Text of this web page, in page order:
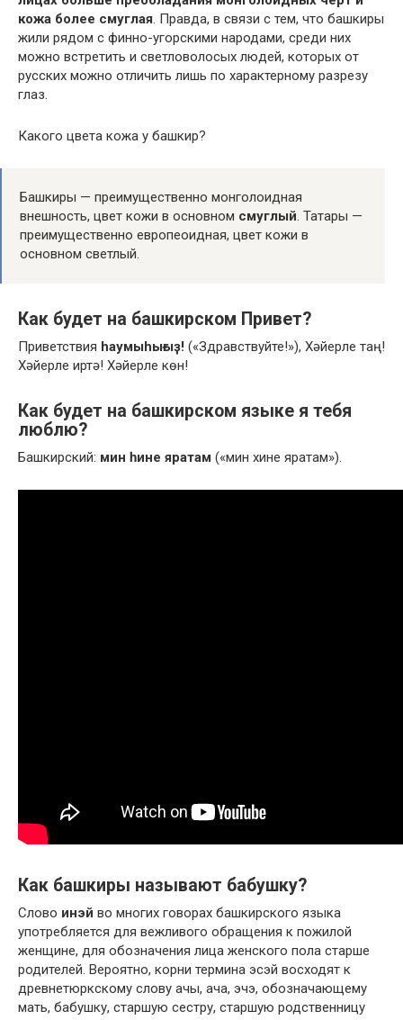
кожа более смуглая. Правда, в связи с тем, что башкиры
жили рядом с финно-угорскими народами, среди них
можно встретить и светловолосых людей, которых от
русских можно отличить лишь по характерному разрезу
глаз.
Какого цвета кожа у башкир?
Башкиры — преимущественно монголоидная
внешность, цвет кожи в основном смуглый. Татары —
преимущественно европеоидная, цвет кожи в
основном светлый.
Как будет на башкирском Привет?
Приветствия hаумыhығыҙ! («Здравствуйте!»), Хәйерле таң!
Хәйерле иртә! Хәйерле көн!
Как будет на башкирском языке я тебя
люблю?
Башкирский: мин һине яратам («мин хине яратам»).
Как башкиры называют бабушку?
Слово инэй во многих говорах башкирского языка
употребляется для вежливого обращения к пожилой
женщине, для обозначения лица женского пола старше
родителей. Вероятно, корни термина эсэй восходят к
древнетюркскому слову ачы, ача, эчэ, обозначающему
мать, бабушку, старшую сестру, старшую родственницу